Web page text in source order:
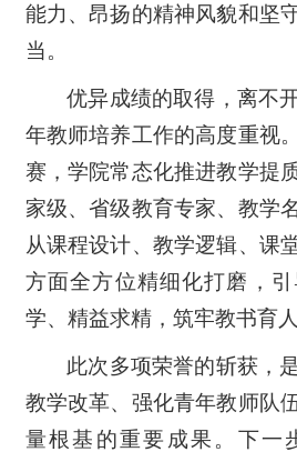
能力、昂扬的精神风貌和坚
当。
优异成绩的取得，离不
年教师培养工作的高度重视
赛，学院常态化推进教学提
家级、省级教育专家、教学
从课程设计、教学逻辑、课
方面全方位精细化打磨，
学、精益求精，筑牢教书育人
此次多项荣誉的斩获，
教学改革、强化青年教师队
量根基的重要成果。下一